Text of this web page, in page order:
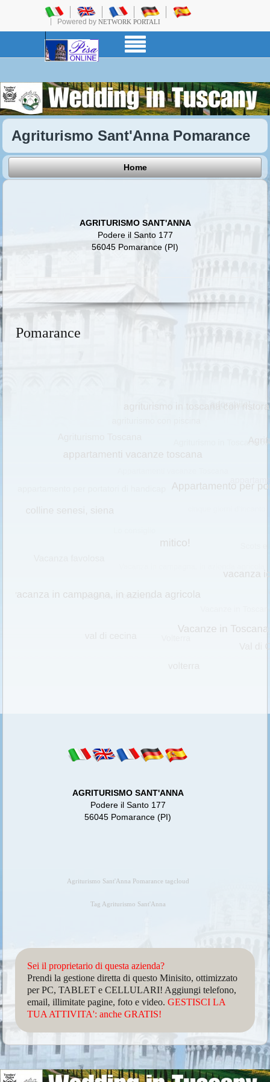
Powered by NETWORK PORTALI
Agriturismo Sant'Anna Pomarance
Home
AGRITURISMO SANT'ANNA
Podere il Santo 177
56045 Pomarance (PI)
Pomarance
AGRITURISMO SANT'ANNA
Podere il Santo 177
56045 Pomarance (PI)
Agriturismo Sant'Anna Pomarance tagcloud
Tag Agriturismo Sant'Anna
Sei il proprietario di questa azienda?
Prendi la gestione diretta di questo Minisito, ottimizzato
per PC, TABLET e CELLULARI! Aggiungi telefono,
email, illimitate pagine, foto e video.GESTISCI LA
TUA ATTIVITA': anche GRATIS!